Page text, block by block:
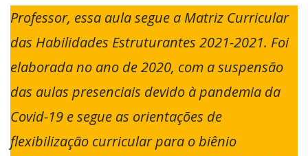
Professor, essa aula segue a Matriz Curricular
das Habilidades Estruturantes 2021-2021. Foi
elaborada no ano de 2020, com a suspensão
das aulas presenciais devido à pandemia da
Covid-19 e segue as orientações de
flexibilização curricular para o biênio